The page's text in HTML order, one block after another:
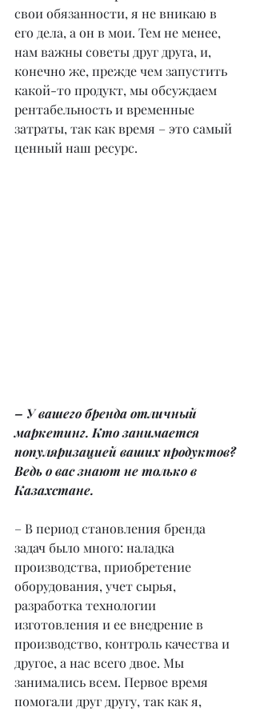
свои обязанности, я не вникаю в
его дела, а он в мои. Тем не менее,
нам важны советы друг друга, и,
конечно же, прежде чем запустить
какой-то продукт, мы обсуждаем
рентабельность и временные
затраты, так как время – это самый
ценный наш ресурс.
– У вашего бренда отличный
маркетинг. Кто занимается
популяризацией ваших продуктов?
Ведь о вас знают не только в
Казахстане.
– В период становления бренда
задач было много: наладка
производства, приобретение
оборудования, учет сырья,
разработка технологии
изготовления и ее внедрение в
производство, контроль качества и
другое, а нас всего двое. Мы
занимались всем. Первое время
помогали друг другу, так как я,